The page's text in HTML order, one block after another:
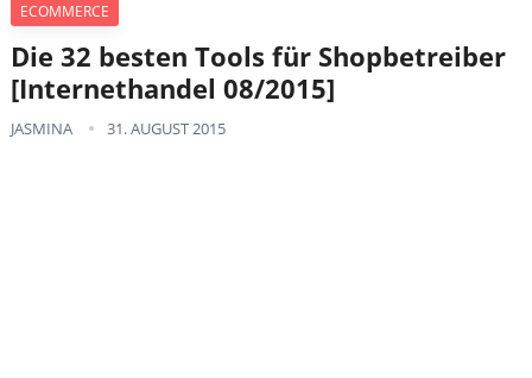
ECOMMERCE
Die 32 besten Tools für Shopbetreiber
[Internethandel 08/2015]
JASMINA 31. AUGUST 2015